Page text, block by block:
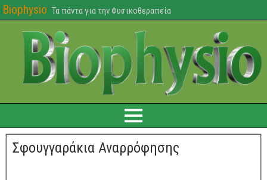
Biophysio Τα πάντα για την Φυσικοθεραπεία
Σφουγγαράκια Αναρρόφησης